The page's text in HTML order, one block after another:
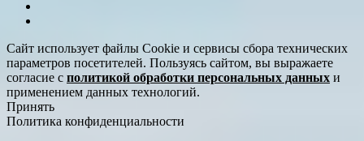
Сайт использует файлы Cookie и сервисы сбора технических
параметров посетителей. Пользуясь сайтом, вы выражаете
согласие с политикой обработки персональных данных и
применением данных технологий.
Принять
Политика конфиденциальности